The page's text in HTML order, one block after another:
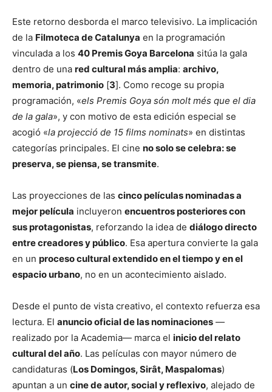
Este retorno desborda el marco televisivo. La implicación
de la Filmoteca de Catalunya en la programación
vinculada a los 40 Premis Goya Barcelona sitúa la gala
dentro de una red cultural más amplia: archivo,
memoria, patrimonio [3]. Como recoge su propia
programación, «els Premis Goya són molt més que el dia
de la gala», y con motivo de esta edición especial se
acogió «la projecció de 15 films nominats» en distintas
categorías principales. El cine no solo se celebra: se
preserva, se piensa, se transmite.
Las proyecciones de las cinco películas nominadas a
mejor película incluyeron encuentros posteriores con
sus protagonistas, reforzando la idea de diálogo directo
entre creadores y público. Esa apertura convierte la gala
en un proceso cultural extendido en el tiempo y en el
espacio urbano, no en un acontecimiento aislado.
Desde el punto de vista creativo, el contexto refuerza esa
lectura. El anuncio oficial de las nominaciones —
realizado por la Academia— marca el inicio del relato
cultural del año. Las películas con mayor número de
candidaturas (Los Domingos, Sirât, Maspalomas)
apuntan a un cine de autor, social y reflexivo, alejado de